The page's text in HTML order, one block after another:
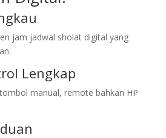
jam jadwal sholat digital yang
Lengkap
manual, remote bahkan HP